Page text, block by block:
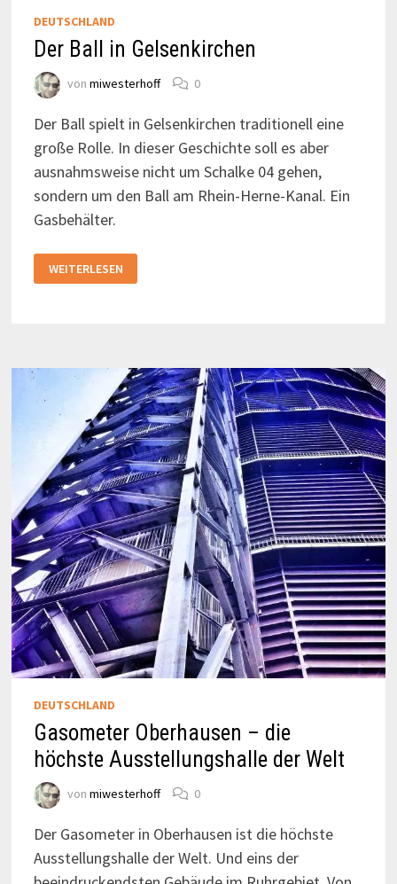
DEUTSCHLAND
Der Ball in Gelsenkirchen
von miwesterhoff 0
Der Ball spielt in Gelsenkirchen traditionell eine
große Rolle. In dieser Geschichte soll es aber
ausnahmsweise nicht um Schalke 04 gehen,
sondern um den Ball am Rhein-Herne-Kanal. Ein
Gasbehälter.
BALL
IN
WEITERLESEN
DEUTSCHLAND
Gasometer Oberhausen – die
höchste Ausstellungshalle der Welt
von miwesterhoff 0
Der Gasometer in Oberhausen ist die höchste
Ausstellungshalle der Welt. Und eins der